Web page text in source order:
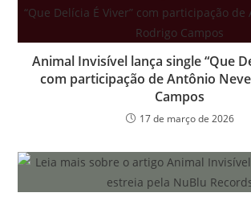
Animal Invisível lança single “Que
com participação de Antônio
Campos
17 de março de 2026